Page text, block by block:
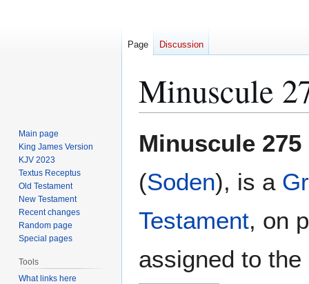
Minuscule
toto
Minuscule 275
(Soden), is a
Testament, on
assigned to
Page Discussion
Main page
King James Version
KJV 2023
Textus Receptus
Old Testament
New Testament
Recent changes
Random page
Special pages
Tools
What links here